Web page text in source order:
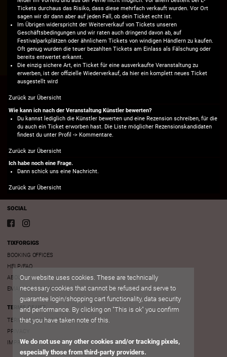
Tickets durchaus das Risiko, dass diese mehrfach verkauft wurden. Vor Ort
sagen wir dir dann aber auf jeden Fall, ob dein Ticket echt ist.
Im Übrigen widerspricht der Weiterverkauf von Tickets unseren
Geschäftsbedingungen und wir raten auch dringend davon ab, auf
Festivalparkplätzen oder ähnlichem Tickets von windigen Händlern zu kaufen.
Oft genug wurden die teuer bezahlten Tickets am Einlass als Fälschung oder
bereits entwertet erkannt.
Die einzig sichere Art, ein Ticket für eine ausverkaufte Veranstaltung zu
erwerben, ist der offizielle Wiederverkauf, da hier ein komplett neues Ticket
ausgestellt wird
Zurück zur Übersicht
Wie kann ich nach der Veranstaltung Künstler bewerten?
Du kannst lediglich die Künstler bewerten und eine Rezension schreiben, für die
du auch ein Ticket erworben hast. Die Liste möglicher Rezensionskandidaten
findest du unter Profil -> Kommentare.
Zurück zur Übersicht
Ich habe noch eine Frage.
Dann schick uns eine Nachricht.
Zurück zur Übersicht
SOCIAL
TIXFORGIGS
BOOKING OFFICES
HELP/FAQ
ABOUT
EMAIL TO SUPPORT
TERMS OF USE
TERMS AND CONDITIONS
PRIVACY
IMPRINT
Our website uses cookies. These are technically
necessary cookies that cannot be refused and serve to
guarantee login/shopping cart functionality, data security
and performance. By clicking on "This is ok" you confirm
that you have taken note of this.
We do not use any other cookies and/or tracking pixels,
especially those from third-party providers.